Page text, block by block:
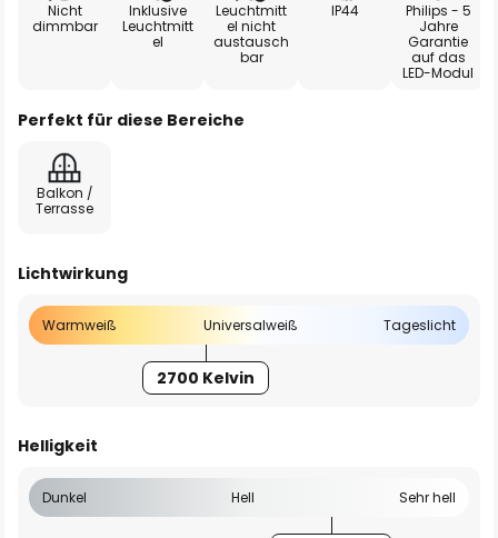
Nicht
dimmbar
Inklusive
Leuchtmitt
el
Leuchtmitt
el nicht
austausch
bar
IP44
Philips - 5
Jahre
Garantie
auf das
LED-Modul
Perfekt für diese Bereiche
Balkon /
Terrasse
Lichtwirkung
Warmweiß Universalweiß Tageslicht
2700 Kelvin
Helligkeit
Dunkel Hell Sehr hell